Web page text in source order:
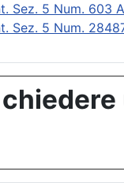
Sez. 5 Num. 603
Sez. 5 Num.